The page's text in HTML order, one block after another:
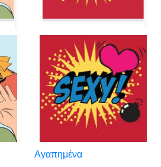
Αγαπημένα